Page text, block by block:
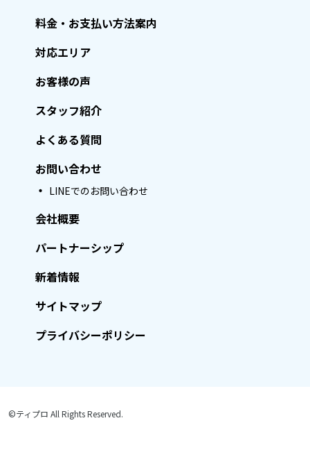
料金・お支払い方法案内
対応エリア
お客様の声
スタッフ紹介
よくある質問
お問い合わせ
LINEでのお問い合わせ
会社概要
パートナーシップ
新着情報
サイトマップ
プライバシーポリシー
©ティプロ All Rights Reserved.